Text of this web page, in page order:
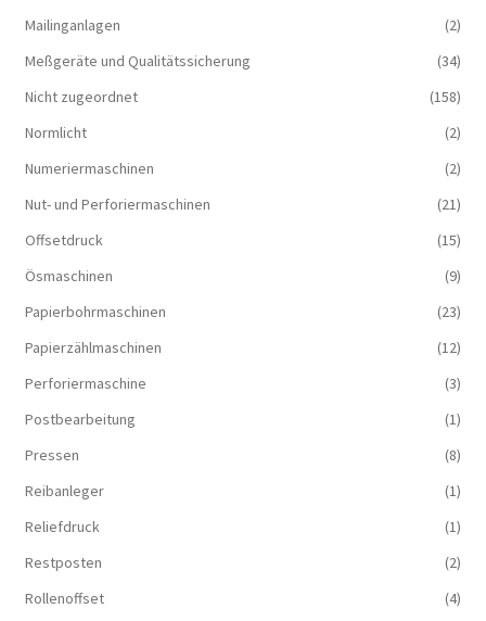
Mailinganlagen
(2)
Meßgeräte und Qualitätssicherung
(34)
Nicht zugeordnet
(158)
Normlicht
(2)
Numeriermaschinen
(2)
Nut- und Perforiermaschinen
(21)
Offsetdruck
(15)
Ösmaschinen
(9)
Papierbohrmaschinen
(23)
Papierzählmaschinen
(12)
Perforiermaschine
(3)
Postbearbeitung
(1)
Pressen
(8)
Reibanleger
(1)
Reliefdruck
(1)
Restposten
(2)
Rollenoffset
(4)